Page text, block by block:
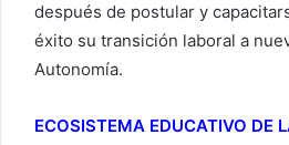
después de postular y
éxito su transición laboral a
Autonomía.
ECOSISTEMA EDUCATIVO DE